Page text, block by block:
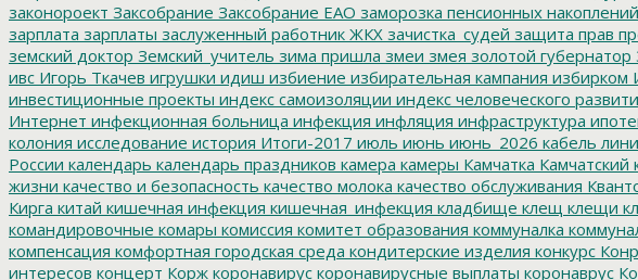
законороект Заксобрание Заксобрание ЕАО заморозка пенсионных накоплений
зарплата зарплаты заслуженный работник ЖКХ зачистка_судей защита прав
земский доктор Земский_учитель зима пришла змеи змея золотой губернатор
ивс Игорь Ткачев игрушки идиш избиение избирательная кампания избирком
инвестиционные проекты индекс самоизоляции индекс человеческого
Интернет инфекционная больница инфекция инфляция инфраструктура
колония исследование история Итоги-2017 июль июнь июнь_2026 кабель
России календарь календарь праздников камера камеры Камчатка Камчатский
жизни качество и безопасность качество молока качество обслуживания
Кирга китай кишечная инфекция кишечная_инфекция кладбище клещ клещи
командировочные комары комиссия комитет образования коммуналка
компенсация комфортная городская среда кондитерские изделия конкурс
интересов концерт Корж коронавирус коронавирусные выплаты коронаврус